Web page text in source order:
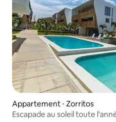
Appartement ⋅ Zorritos
Escapade au soleil toute